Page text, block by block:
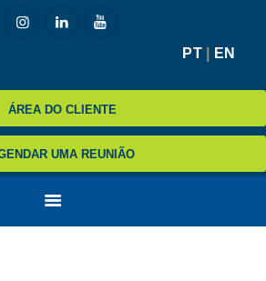
PT| EN
ÁREA DO CLIENTE
UMA REUNIÃO